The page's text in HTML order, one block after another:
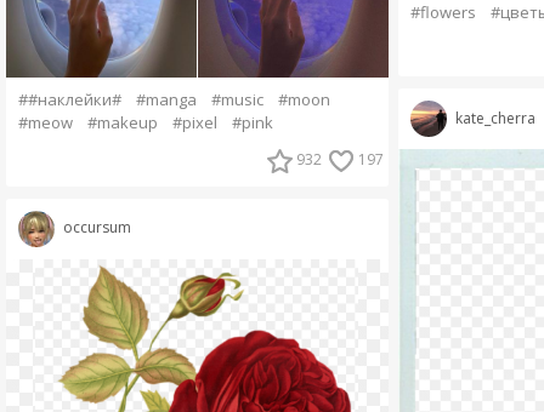
##наклейки# #manga #music
#moon
#meow
#makeup #pixel #pink
932 197
occursum
#flowers
kate_cherra